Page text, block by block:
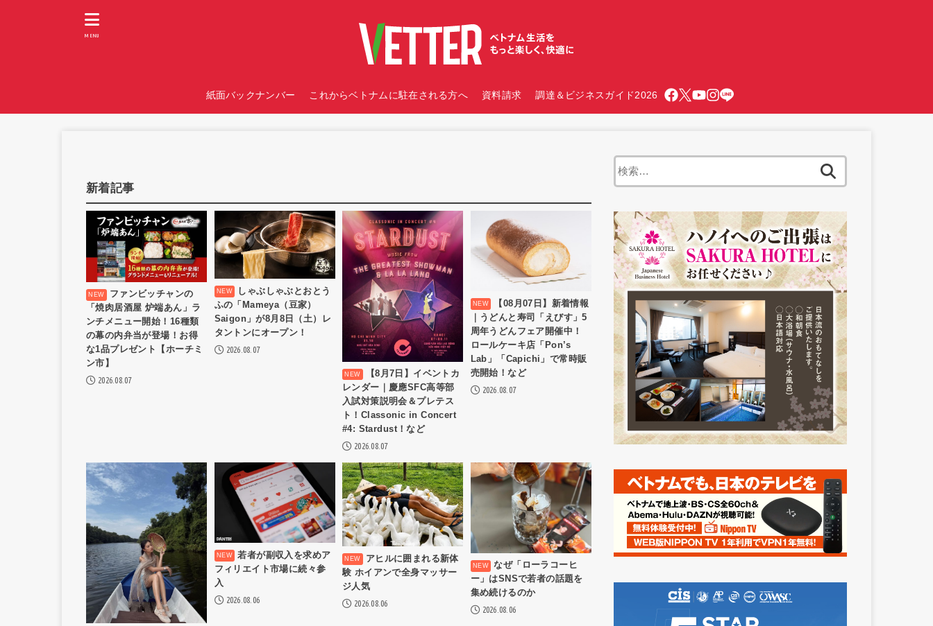
紙面バックナンバー これからベトナムに駐在される方へ 資料請求 調達＆ビジネスガイド2026
MENU
新着記事
ファンビッチャンの
「焼肉居酒屋 炉端あん」ラ
ンチメニュー開始！16種類
の幕の内弁当が登場！お得
な1品プレゼント【ホーチミ
ン市】
2026.08.07
しゃぶしゃぶとおとう
ふの「Mameya（豆家）
Saigon」が8月8日（土）レ
タントンにオープン！
2026.08.07
【8月7日】イベントカ
レンダー｜慶應SFC高等部
入試対策説明会＆プレテス
ト！Classonic in Concert
#4: Stardust！など
2026.08.07
【08月07日】新着情報
｜うどんと寿司「えびす」5
周年うどんフェア開催中！
ロールケーキ店「Pon’s
Lab」「Capichi」で常時販
売開始！など
2026.08.07
若者が副収入を求めア
フィリエイト市場に続々参
入
2026.08.06
アヒルに囲まれる新体
験 ホイアンで全身マッサー
ジ人気
2026.08.06
なぜ「ローラコーヒ
ー」はSNSで若者の話題を
集め続けるのか
2026.08.06